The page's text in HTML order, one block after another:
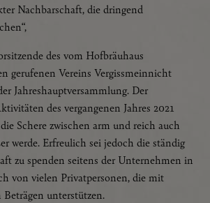
Nachbarschaft, die dringend
des vom Hofbräuhaus
gerufenen Vereins Vergissmeinnicht
Jahreshauptversammlung. Der
des vergangenen Jahres 2021
Schere zwischen arm und reich auch
werde. Erfreulich sei jedoch die ständig
zu spenden seitens der Unternehmen in
von vielen Privatpersonen, die mit
unterstützen.